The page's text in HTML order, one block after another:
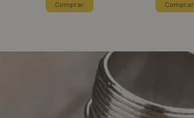
Comprar Comprar